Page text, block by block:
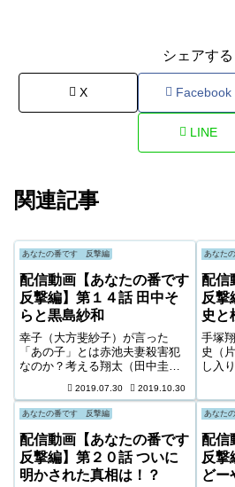
シェアする
X Facebook
LINE
関連記事
あなたの番です 反撃編
配信動画【あなたの番です
反撃編】第１４話 田中そ
らと黒島紗和
幸子（大方斐紗子）が言った
「あの子」とは赤池夫妻殺害犯
なのか？考える翔太（田中圭）
目覚めたという連絡が入る。急
いで病室に向かうが、久住の様
子は以前と変わってい
て・・・。配信動画 あなたの番
です 反撃編 第１４話 田中そら
と黒島紗和
2019.07.30 2019.10.30
あなた
配信
反
史と
手塚
史（
し入
なり
締め
れた
ー（
屋に
イケ
ラミ
あなたの番です 反撃編
配信動画【あなたの番です
反撃編】第２０話 ついに
明かされた真相は！？
あなた
配信
反撃
どー